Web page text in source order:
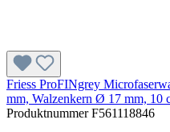
Friess ProFINgrey
mm, Walzenkern Ø 17 mm, 10
ProduktnummerF561118846